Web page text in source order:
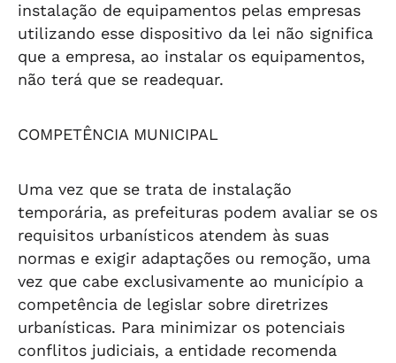
instalação de equipamentos pelas empresas
utilizando esse dispositivo da lei não significa
que a empresa, ao instalar os equipamentos,
não terá que se readequar.
COMPETÊNCIA MUNICIPAL
Uma vez que se trata de instalação
temporária, as prefeituras podem avaliar se os
requisitos urbanísticos atendem às suas
normas e exigir adaptações ou remoção, uma
vez que cabe exclusivamente ao município a
competência de legislar sobre diretrizes
urbanísticas. Para minimizar os potenciais
conflitos judiciais, a entidade recomenda